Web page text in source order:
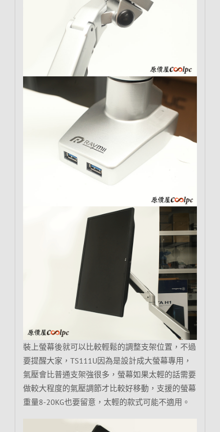
裝上螢幕後就可以比較輕鬆的調整支架位置，不過
要提醒大家，TS111U因為是設計成大螢幕專用，
氣壓會比普通支架強很多，螢幕如果太輕的話需要
做較大程度的氣壓調節才比較好移動，支援的螢幕
重量8-20KG也要留意，太輕的款式可能不適用。